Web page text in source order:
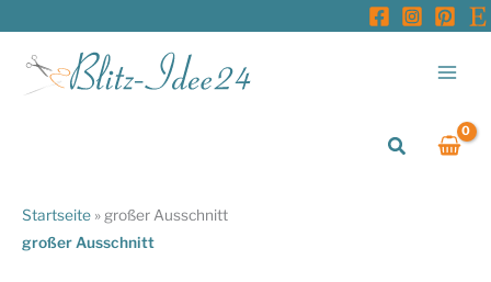
springen
Suchen
Startseite » großer Ausschnitt
großer Ausschnitt